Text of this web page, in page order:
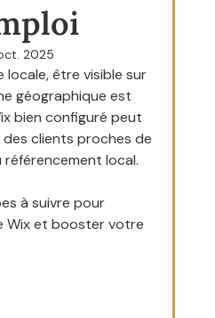
oct. 2025
locale, être visible sur
géographique est
bien configuré peut
clients proches de
local.
à suivre pour
Wix et booster votre